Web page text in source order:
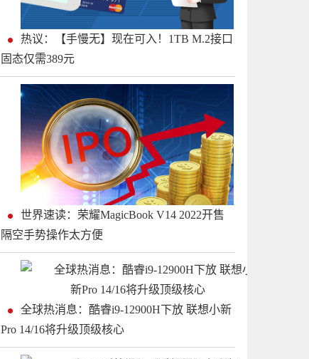
热议：【手慢无】现在可入！1TB M.2接口
固态仅需389元
世界速读：荣耀MagicBook V14 2022开售
隔空手势操作太方便
全球热消息：酷睿i9-12900H下放 联想小新
Pro 14/16将升级顶级核心